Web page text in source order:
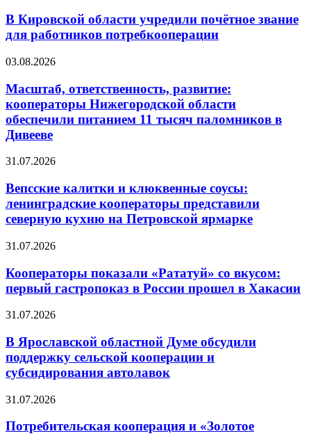
В Кировской области учредили почётное звание
для работников потребкооперации
03.08.2026
Масштаб, ответственность, развитие:
кооператоры Нижегородской области
обеспечили питанием 11 тысяч паломников в
Дивееве
31.07.2026
Вепсские калитки и клюквенные соусы:
ленинградские кооператоры представили
северную кухню на Петровской ярмарке
31.07.2026
Кооператоры показали «Рататуй» со вкусом:
первый гастропоказ в России прошел в Хакасии
31.07.2026
В Ярославской областной Думе обсудили
поддержку сельской кооперации и
субсидирования автолавок
31.07.2026
Потребительская кооперация и «Золотое